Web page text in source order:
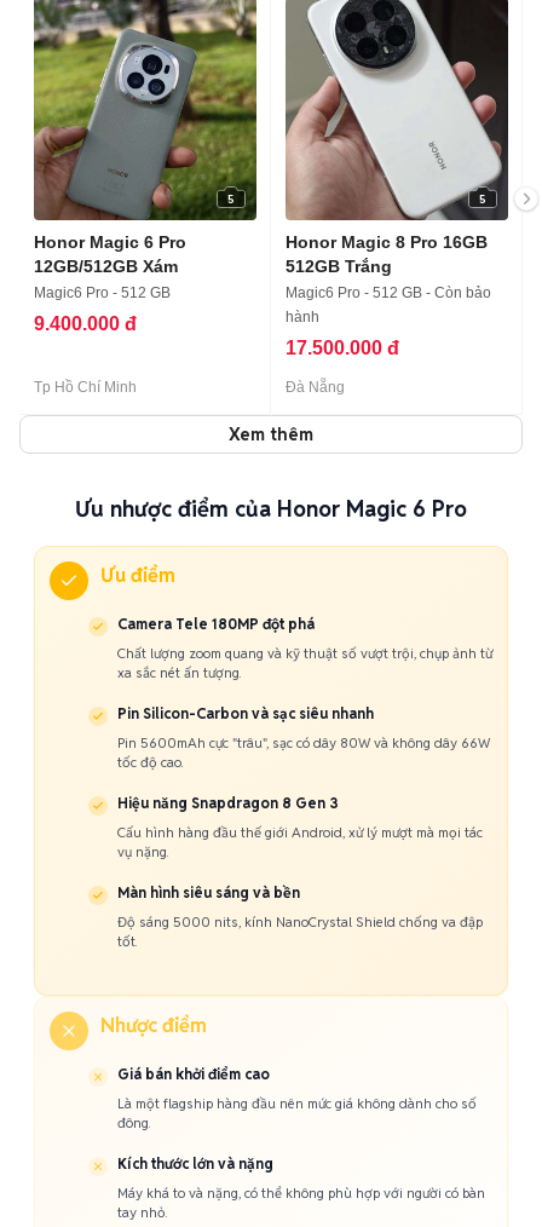
5
Honor Magic 6 Pro
12GB/512GB Xám
Magic6 Pro - 512 GB
9.400.000 đ
Tp Hồ Chí Minh
5
Honor Magic 8 Pro 16GB
512GB Trắng
Magic6 Pro - 512 GB - Còn bảo
hành
17.500.000 đ
Đà Nẵng
Xem thêm
Ưu nhược điểm của Honor Magic 6 Pro
Ưu điểm
Camera Tele 180MP đột phá
Chất lượng zoom quang và kỹ thuật số vượt trội, chụp ảnh từ
xa sắc nét ấn tượng.
Pin Silicon-Carbon và sạc siêu nhanh
Pin 5600mAh cực "trâu", sạc có dây 80W và không dây 66W
tốc độ cao.
Hiệu năng Snapdragon 8 Gen 3
Cấu hình hàng đầu thế giới Android, xử lý mượt mà mọi tác
vụ nặng.
Màn hình siêu sáng và bền
Độ sáng 5000 nits, kính NanoCrystal Shield chống va đập
tốt.
Nhược điểm
Giá bán khởi điểm cao
Là một flagship hàng đầu nên mức giá không dành cho số
đông.
Kích thước lớn và nặng
Máy khá to và nặng, có thể không phù hợp với người có bàn
tay nhỏ.